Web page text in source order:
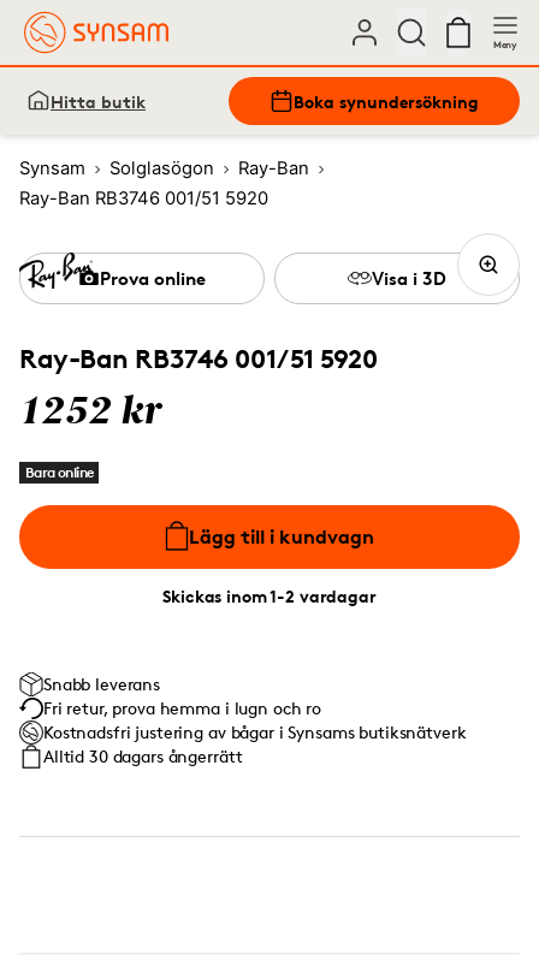
Meny
Hitta butik Boka synundersökning
Synsam Solglasögon
Ray-Ban
Ray-Ban RB3746 001/51 5920
Ray-Ban RB3746 001/51 5920
1252 kr
Bara online
Lägg till i kundvagn
Skickas inom 1-2 vardagar
Prova online Visa i 3D
Snabb leverans
Fri retur, prova hemma i lugn och ro
Kostnadsfri justering av bågar i Synsams butiksnätverk
Alltid 30 dagars ångerrätt